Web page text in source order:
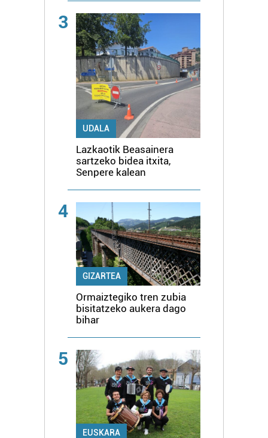
3
UDALA
Lazkaotik Beasainera
sartzeko bidea itxita,
Senpere kalean
4
GIZARTEA
Ormaiztegiko tren zubia
bisitatzeko aukera dago
bihar
5
EUSKARA